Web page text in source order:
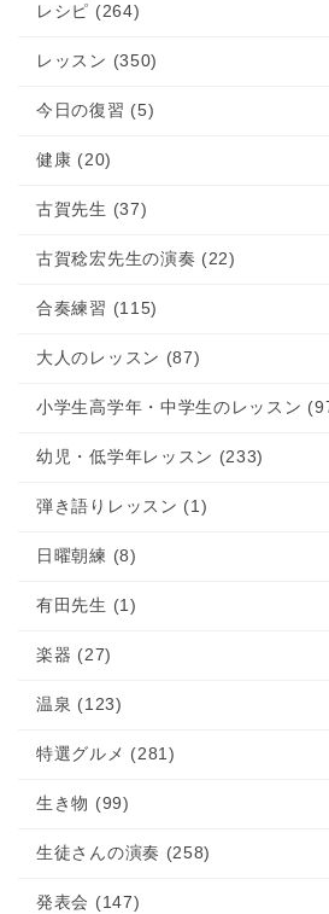
レシピ (264)
レッスン (350)
今日の復習 (5)
健康 (20)
古賀先生 (37)
古賀稔宏先生の演奏 (22)
合奏練習 (115)
大人のレッスン (87)
小学生高学年・中学生のレッスン
幼児・低学年レッスン (233)
弾き語りレッスン (1)
日曜朝練 (8)
有田先生 (1)
楽器 (27)
温泉 (123)
特選グルメ (281)
生き物 (99)
生徒さんの演奏 (258)
発表会 (147)